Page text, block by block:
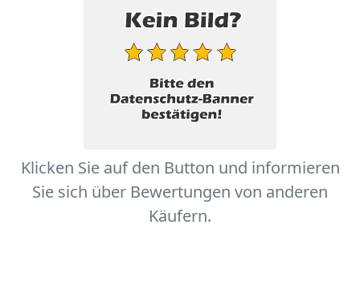
Klicken Sie auf den Button und informieren
Sie sich über Bewertungen von anderen
Käufern.